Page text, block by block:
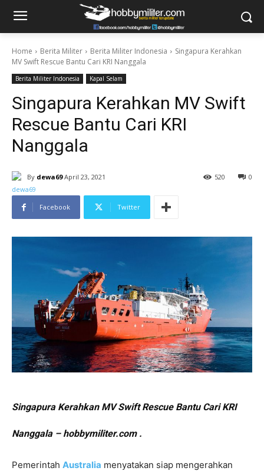
Home Berita Militer Berita Militer Indonesia
Singapura Kerahkan
MV Swift Rescue Bantu Cari KRI Nanggala
Berita Militer Indonesia Kapal Selam
Singapura Kerahkan MV Swift
Rescue Bantu Cari KRI
Nanggala
By dewa69 April 23, 2021 0
520
Facebook Twitter
Singapura Kerahkan MV Swift Rescue Bantu Cari KRI
Nanggala – hobbymiliter.com .
Pemerintah Australia menyatakan siap mengerahkan